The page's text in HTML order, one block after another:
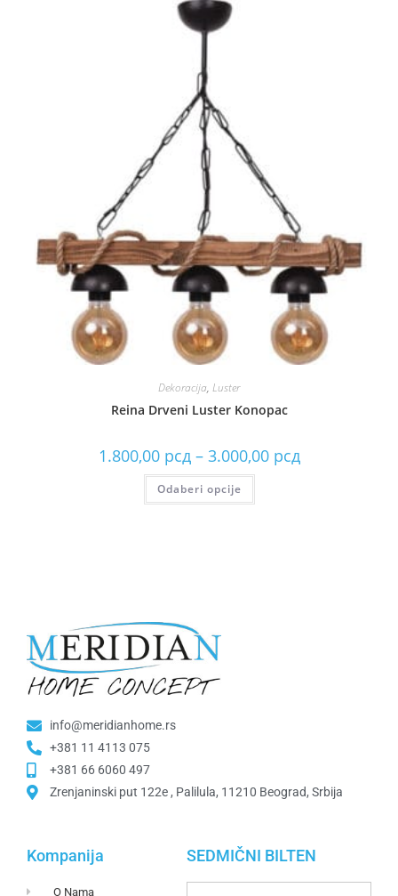
Dekoracija, Luster
Reina Drveni Luster Konopac
1.800,00 рсд – 3.000,00 рсд
Odaberi opcije
info@meridianhome.rs
+381 11 4113 075
+381 66 6060 497
Zrenjaninski put 122e , Palilula, 11210 Beograd, Srbija
Kompanija
O Nama
SEDMIČNI BILTEN